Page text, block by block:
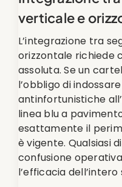
verticale e
L’integrazione tra
orizzontale richiede
assoluta. Se un
l’obbligo di
antinfortunistiche
linea blu a
esattamente il
è vigente. Qualsiasi
confusione
l’efficacia dell’intero